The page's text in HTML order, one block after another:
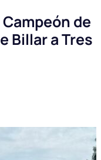
de
Billar a Tres